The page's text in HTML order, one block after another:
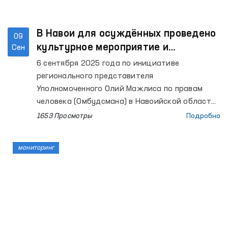
09
Сен
В Навои для осуждённых проведено
культурное мероприятие и
осуществлён мониторинговый визит
6 сентября 2025 года по инициативе
регионального представителя
Уполномоченного Олий Мажлиса по правам
человека (Омбудсмана) в Навоийской области
в колониях исполнения наказания № 4 и № 11
1653 Просмотры Подробно
мониторинг